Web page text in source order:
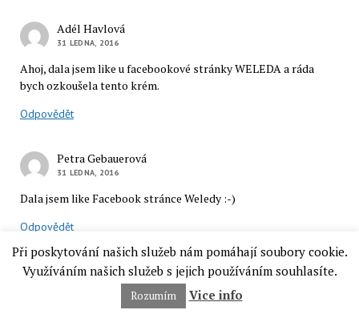
Adél Havlová
31 LEDNA, 2016
Ahoj, dala jsem like u facebookové stránky WELEDA a ráda
bych ozkoušela tento krém.
Odpovědět
Petra Gebauerová
31 LEDNA, 2016
Dala jsem like Facebook stránce Weledy :-)
Odpovědět
Zuzana Brňová
super krém. Ráda se soutěže o něj zúčastním
Při poskytování našich služeb nám pomáhají soubory cookie.
Využíváním našich služeb s jejich používáním souhlasíte.
Rozumím Vice info